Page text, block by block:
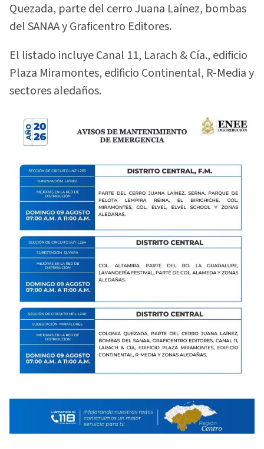
Quezada, parte del cerro Juana Laínez, bombas
del SANAA y Graficentro Editores.
El listado incluye Canal 11, Larach & Cía., edificio
Plaza Miramontes, edificio Continental, R-Media y
sectores aledaños.